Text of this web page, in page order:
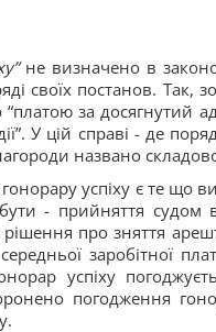
не визначено в
своїх постанов. Так,
за досягнутий
У цій справі - де
названо
успіху є те що
- прийняття судом
про зняття
заробітної
успіху
погодження